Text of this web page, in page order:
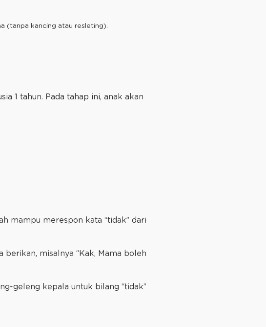
(tanpa kancing atau resleting).
1 tahun. Pada tahap ini, anak akan
mampu merespon kata “tidak” dari
berikan, misalnya “Kak, Mama boleh
geleng kepala untuk bilang “tidak”